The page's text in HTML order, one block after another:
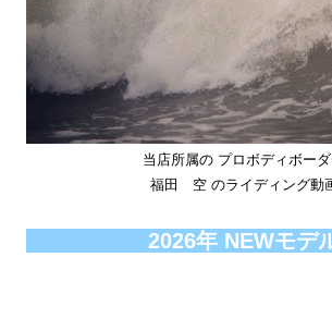
当店所属の プロボディボー
福田 空 のライディング動
2026年 NEWモデ